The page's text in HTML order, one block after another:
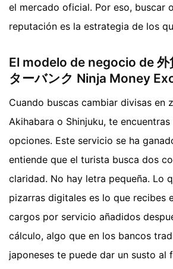
el mercado oficial. Por eso, buscar
reputación es la estrategia de los
El modelo de negocio de 外
ターバンク Ninja Money
Cuando buscas cambiar divisas en
Akihabara o Shinjuku, te
opciones. Este servicio se ha
entiende que el turista busca dos
claridad. No hay letra pequeña. Lo
pizarras digitales es lo que recibes
cargos por servicio añadidos
cálculo, algo que en los bancos
japoneses te puede dar un susto al